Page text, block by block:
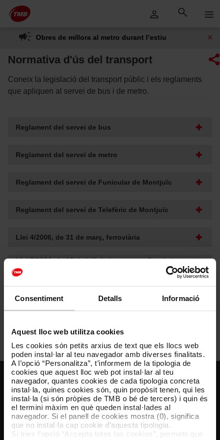
Consentiment Detalls Informació
Aquest lloc web utilitza cookies
Les cookies són petits arxius de text que els llocs web
poden instal·lar al teu navegador amb diverses finalitats.
A l’opció “Personalitza”, t’informem de la tipologia de
cookies que aquest lloc web pot instal·lar al teu
navegador, quantes cookies de cada tipologia concreta
instal·la, quines cookies són, quin propòsit tenen, qui les
instal·la (si són pròpies de TMB o bé de tercers) i quin és
el termini màxim en què queden instal·lades al
navegador. Si el panell de cookies mostra (0), significa
que no instal·la cap cookie d’aquesta tipologia.
Si tries l’opció “Accepta totes les cookies”, permets que
Salta al contingut principal
Saltar
al
contingut
Obres de millora al metro durant l’estiu
Normativa d'ús del transport
Coneix la legislació del transport públic i els reglaments
que apliquen al servei de bus i de metro.
Reglament del servei de bus
Reglament del servei de metro
Reglament del servei de Funicular de Montjuïc
Reglament del servei de Telefèric de Montjuïc
Llei 4/2006, de 31 de març, ferroviària
Llei 7/2004, de 16 de juliol, de mesures fiscals i
administratives
de Barcelona
Atenció al client
Resol els teus dubtes